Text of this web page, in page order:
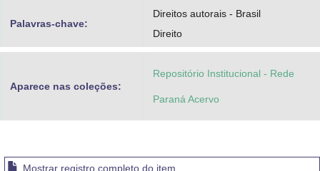
Palavras-chave:
Direitos autorais - Brasil
Direito
Aparece nas coleções:
Repositório Institucional - Rede
Paraná Acervo
Mostrar registro completo do item